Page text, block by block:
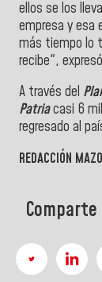
ellos se los
empresa y esa
más tiempo lo
recibe",
A través del
Patriacasi 6
regresado al
REDACCIÓN MAZO